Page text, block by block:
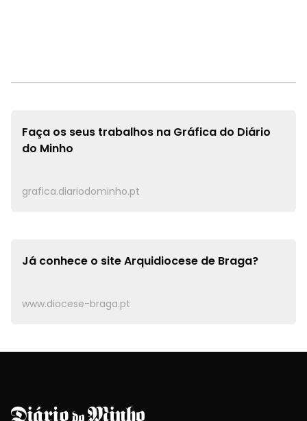
Faça os seus trabalhos na Gráfica do Diário
do Minho
grafica.diariodominho.pt
Já conhece o siteArquidiocese de Braga?
www.diocese-braga.pt